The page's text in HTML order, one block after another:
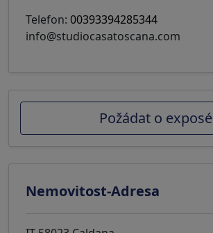
Telefon: 00393394285344
info@studiocasatoscana.com
Požádat o exposé
Nemovitost-Adresa